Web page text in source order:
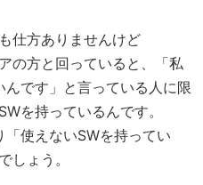
仕方ありませんけど
の方と回っていると、「私
です」と言っている人に限
を持っているんです。
「使えないSWを持ってい
しょう。